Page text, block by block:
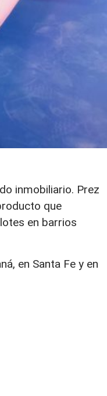
inmobiliario. Prez
que
en barrios
en Santa Fe y en